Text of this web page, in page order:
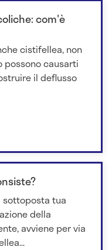
com'è
cistifellea, non
possono causarti
il deflusso
sottoposta tua
della
avviene per via